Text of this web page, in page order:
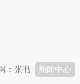
新闻中心
：张湉